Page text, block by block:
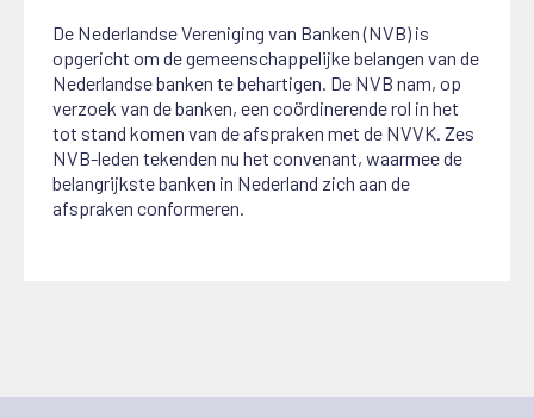
1 juli 2025
De Nederlandse Vereniging van Banken (NVB) is
opgericht om de gemeenschappelijke belangen van de
Nederlandse banken te behartigen. De NVB nam, op
verzoek van de banken, een coördinerende rol in het
tot stand komen van de afspraken met de NVVK. Zes
NVB-leden tekenden nu het convenant, waarmee de
belangrijkste banken in Nederland zich aan de
afspraken conformeren.